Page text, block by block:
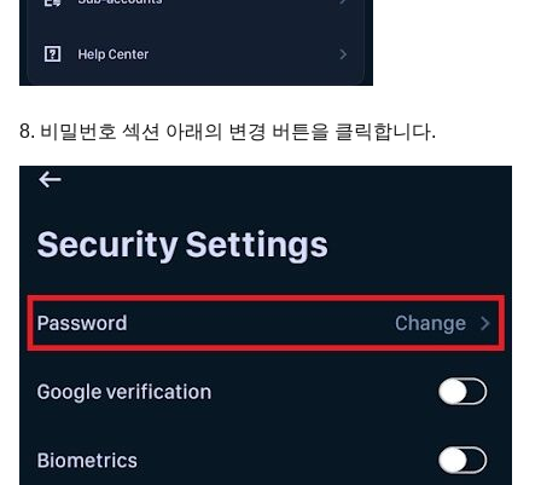
8. 비밀번호 섹션 아래의 변경 버튼을 클릭합니다.